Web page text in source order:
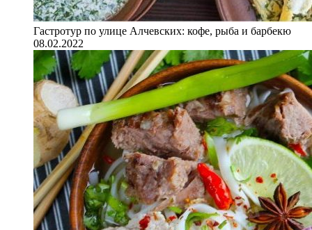
Гастротур по улице Алчевских: кофе, рыба и барбекю
08.02.2022